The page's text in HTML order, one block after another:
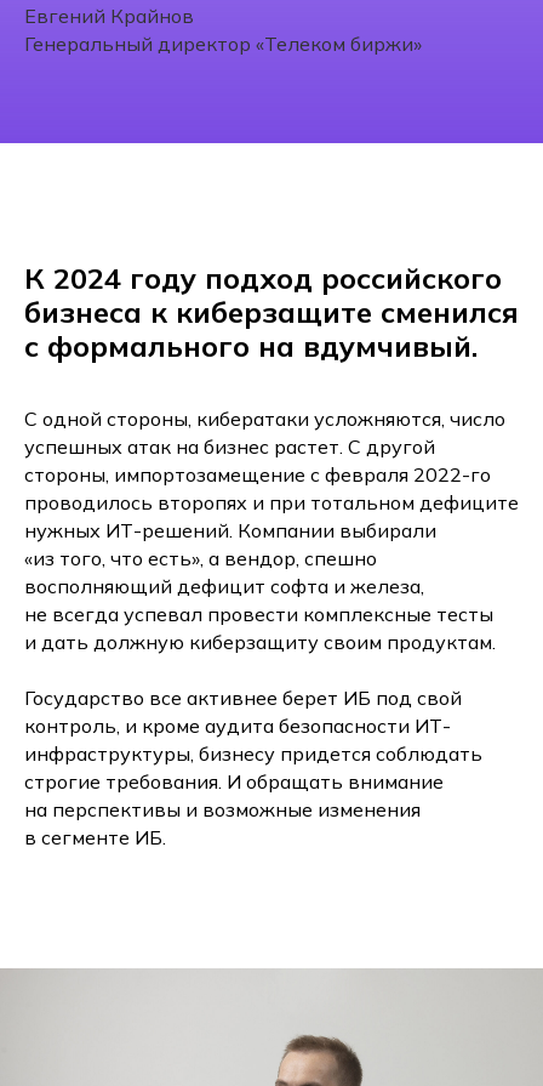
Евгений Крайнов
Генеральный директор «Телеком биржи»
К 2024 году подход российского
бизнеса к киберзащите сменился
с формального на вдумчивый.
С одной стороны, кибератаки усложняются, число
успешных атак на бизнес растет. С другой
стороны, импортозамещение с февраля 2022-го
проводилось второпях и при тотальном дефиците
нужных ИТ-решений. Компании выбирали
«из того, что есть», а вендор, спешно
восполняющий дефицит софта и железа,
не всегда успевал провести комплексные тесты
и дать должную киберзащиту своим продуктам.
Государство все активнее берет ИБ под свой
контроль, и кроме аудита безопасности ИТ-
инфраструктуры, бизнесу придется соблюдать
строгие требования. И обращать внимание
на перспективы и возможные изменения
в сегменте ИБ.